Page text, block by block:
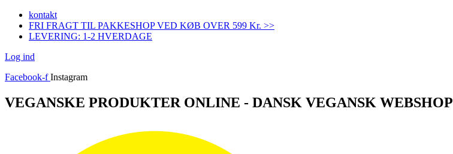
Videre
indhold
kontakt
FRI FRAGT TIL PAKKESHOP VED KØB OVER 599 Kr. >>
LEVERING: 1-2 HVERDAGE
Log ind
Facebook-f Instagram
VEGANSKE PRODUKTER ONLINE - DANSK VEGANSK WEBSHOP